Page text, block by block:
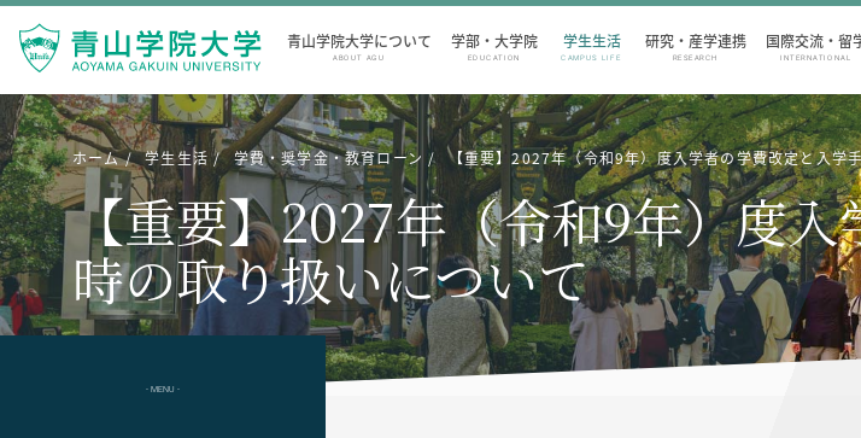
青山学院大学について
ABOUT AGU
学部・大学院
EDUCATION
学生生活
CAMPUS LIFE
研究・産学連携
RESEARCH
国際交流・留
INTERNATIONAL
ホーム 学生生活 学費・奨学金・教育ローン 【重要】2027年（令和9年）度入学者の学費改定と入学
【重要】2027年（令和9年）度
時の取り扱いについて
- MENU -